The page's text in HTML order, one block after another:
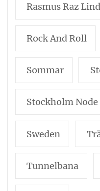
Rasmus Raz
Rock And Roll
Sommar
Stockholm Node
Sweden
Tunnelbana